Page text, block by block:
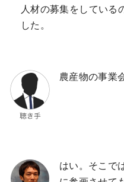
人材の募集をしている
した。
農産物の事業
はい。そこで